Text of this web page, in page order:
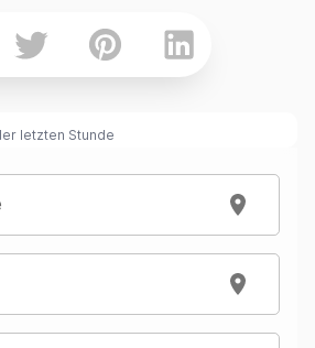
letzten Stunde